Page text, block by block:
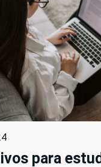
para